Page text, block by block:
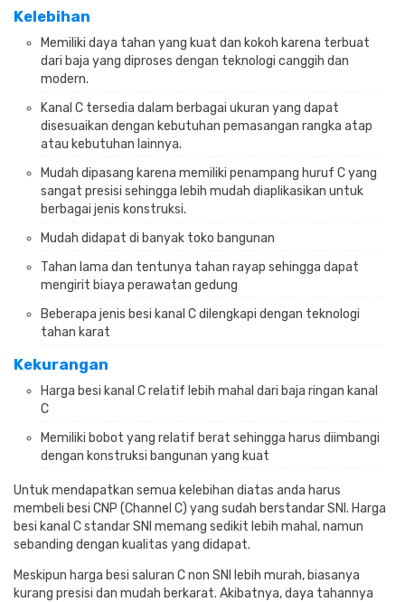
Kelebihan
Memiliki daya tahan yang kuat dan kokoh karena terbuat
dari baja yang diproses dengan teknologi canggih dan
modern.
Kanal C tersedia dalam berbagai ukuran yang dapat
disesuaikan dengan kebutuhan pemasangan rangka atap
atau kebutuhan lainnya.
Mudah dipasang karena memiliki penampang huruf C yang
sangat presisi sehingga lebih mudah diaplikasikan untuk
berbagai jenis konstruksi.
Mudah didapat di banyak toko bangunan
Tahan lama dan tentunya tahan rayap sehingga dapat
mengirit biaya perawatan gedung
Beberapa jenis besi kanal C dilengkapi dengan teknologi
tahan karat
Kekurangan
Harga besi kanal C relatif lebih mahal dari baja ringan kanal
C
Memiliki bobot yang relatif berat sehingga harus diimbangi
dengan konstruksi bangunan yang kuat
Untuk mendapatkan semua kelebihan diatas anda harus
membeli besi CNP (Channel C) yang sudah berstandar SNI. Harga
besi kanal C standar SNI memang sedikit lebih mahal, namun
sebanding dengan kualitas yang didapat.
Meskipun harga besi saluran C non SNI lebih murah, biasanya
kurang presisi dan mudah berkarat. Akibatnya, daya tahannya